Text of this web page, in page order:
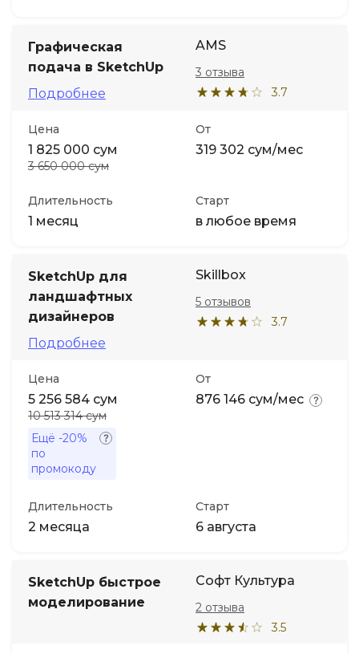
Графическая
подача в SketchUp
Подробнее
AMS
3.7
3 отзыва
Цена
1 825 000 сум
3 650 000 сум
От
319 302 сум/мес
Длительность
1 месяц
Старт
в любое время
SketchUp для
ландшафтных
дизайнеров
Подробнее
Skillbox
3.7
5 отзывов
Цена
5 256 584 сум
10 513 314 сум
Ещё -20%
по
промокоду
От
876 146 сум/мес
Длительность
2 месяца
Старт
6 августа
SketchUp быстрое
моделирование
Софт Культура
3.5
2 отзыва